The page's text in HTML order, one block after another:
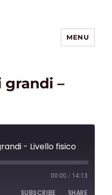
MENU
grandi –
- Livello fisico
00:00 / 14:13
SUBSCRIBE SHARE